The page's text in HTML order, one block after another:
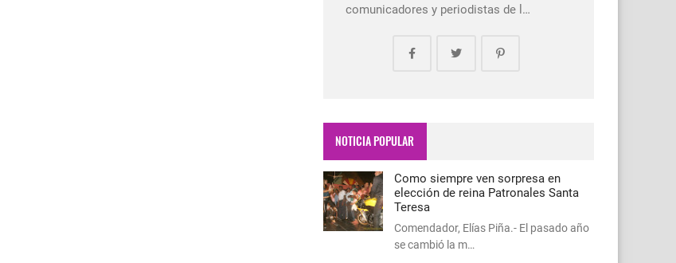
comunicadores y periodistas de l…
NOTICIA POPULAR
Como siempre ven sorpresa en
elección de reina Patronales Santa
Teresa
Comendador, Elías Piña.- El pasado año
se cambió la m…